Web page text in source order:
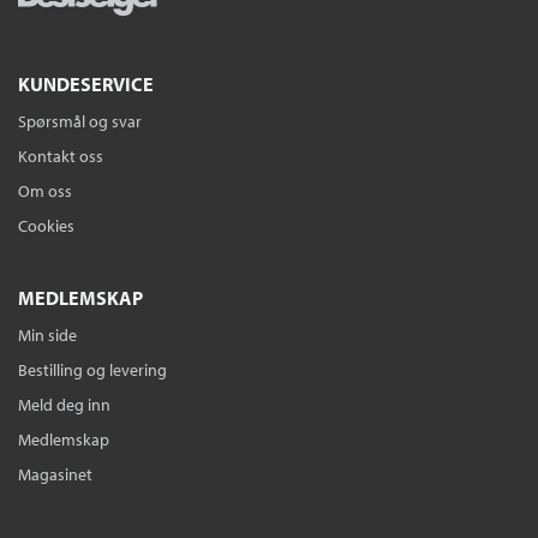
KUNDESERVICE
Spørsmål og svar
Kontakt oss
Om oss
Cookies
MEDLEMSKAP
Min side
Bestilling og levering
Meld deg inn
Medlemskap
Magasinet